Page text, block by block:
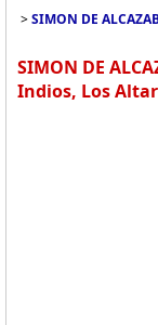
>SIMON DE
SIMON DE
Indios, Los